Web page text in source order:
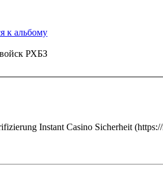
к альбому
РХБЗ
Instant Casino Sicherheit